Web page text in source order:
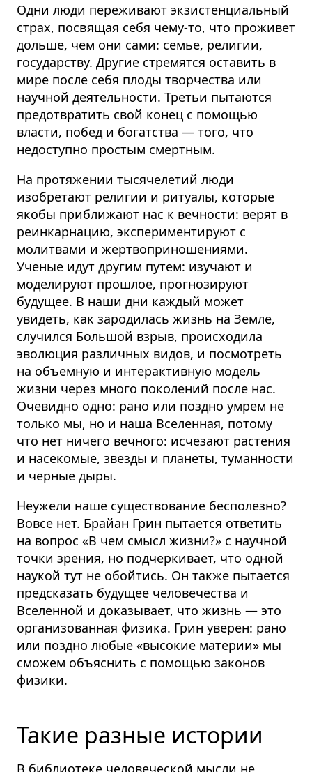
Одни люди переживают экзистенциальный
страх, посвящая себя чему-то, что проживет
дольше, чем они сами: семье, религии,
государству. Другие стремятся оставить в
мире после себя плоды творчества или
научной деятельности. Третьи пытаются
предотвратить свой конец с помощью
власти, побед и богатства — того, что
недоступно простым смертным.
На протяжении тысячелетий люди
изобретают религии и ритуалы, которые
якобы приближают нас к вечности: верят в
реинкарнацию, экспериментируют с
молитвами и жертвоприношениями.
Ученые идут другим путем: изучают и
моделируют прошлое, прогнозируют
будущее. В наши дни каждый может
увидеть, как зародилась жизнь на Земле,
случился Большой взрыв, происходила
эволюция различных видов, и посмотреть
на объемную и интерактивную модель
жизни через много поколений после нас.
Очевидно одно: рано или поздно умрем не
только мы, но и наша Вселенная, потому
что нет ничего вечного: исчезают растения
и насекомые, звезды и планеты, туманности
и черные дыры.
Неужели наше существование бесполезно?
Вовсе нет. Брайан Грин пытается ответить
на вопрос «В чем смысл жизни?» с научной
точки зрения, но подчеркивает, что одной
наукой тут не обойтись. Он также пытается
предсказать будущее человечества и
Вселенной и доказывает, что жизнь — это
организованная физика. Грин уверен: рано
или поздно любые «высокие материи» мы
сможем объяснить с помощью законов
физики.
Такие разные истории
В библиотеке человеческой мысли не